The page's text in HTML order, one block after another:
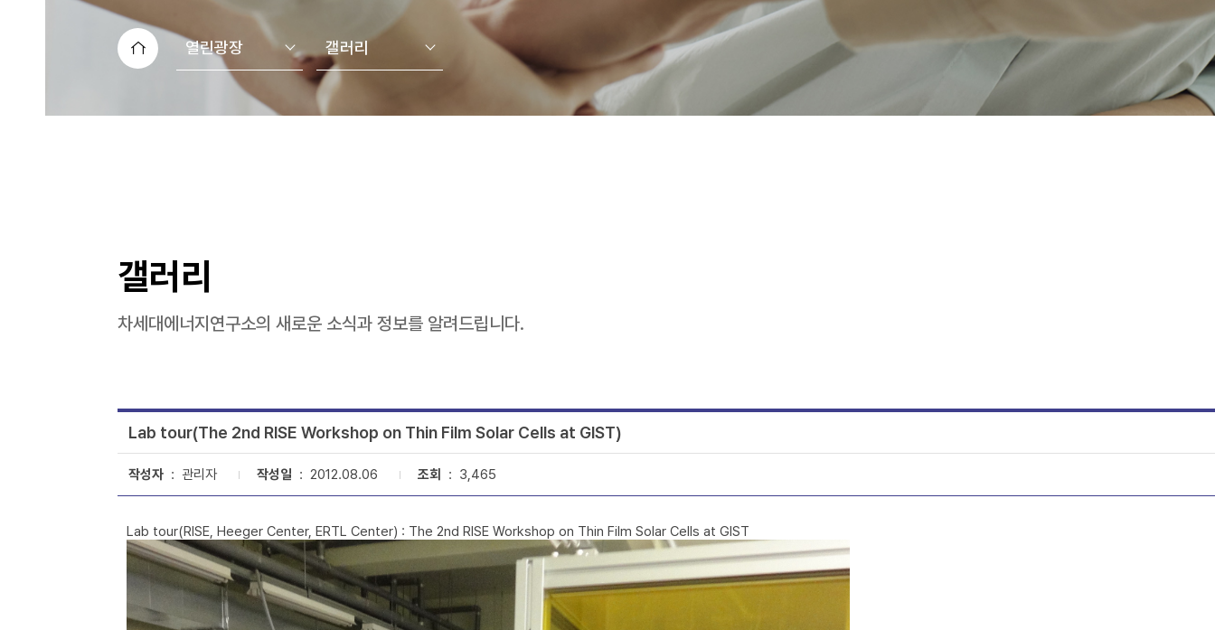
열린광장 갤러리
갤러리
차세대에너지연구소의 새로운 소식과 정보를 알려드립니다.
Lab tour(The 2nd RISE Workshop on Thin Film Solar Cells at GIST)
작성자 : 관리자 작성일 : 2012.08.06 조회 : 3,465
Lab tour(RISE, Heeger Center, ERTL Center) : The 2nd RISE Workshop on Thin Film Solar Cells at GIST